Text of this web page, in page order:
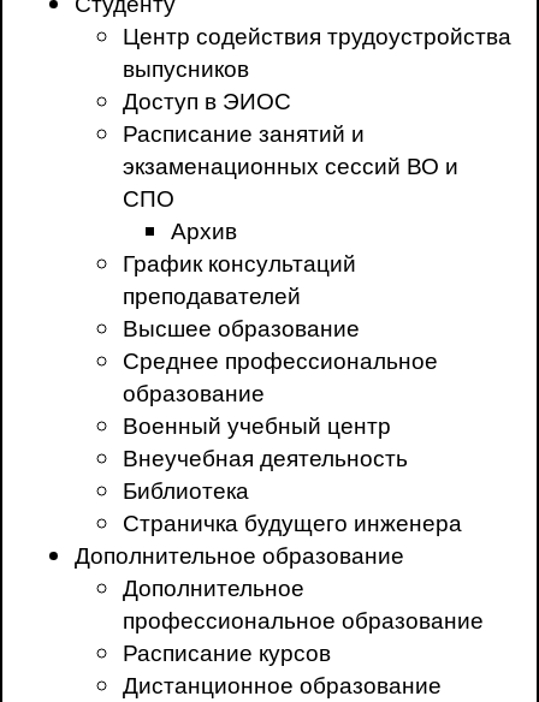
Центр содействия трудоустройства
выпусников
Доступ в ЭИОС
Расписание занятий и
экзаменационных сессий ВО и
СПО
Архив
График консультаций
преподавателей
Высшее образование
Среднее профессиональное
образование
Военный учебный центр
Внеучебная деятельность
Библиотека
Страничка будущего инженера
Дополнительное образование
Дополнительное
профессиональное образование
Расписание курсов
Дистанционное образование